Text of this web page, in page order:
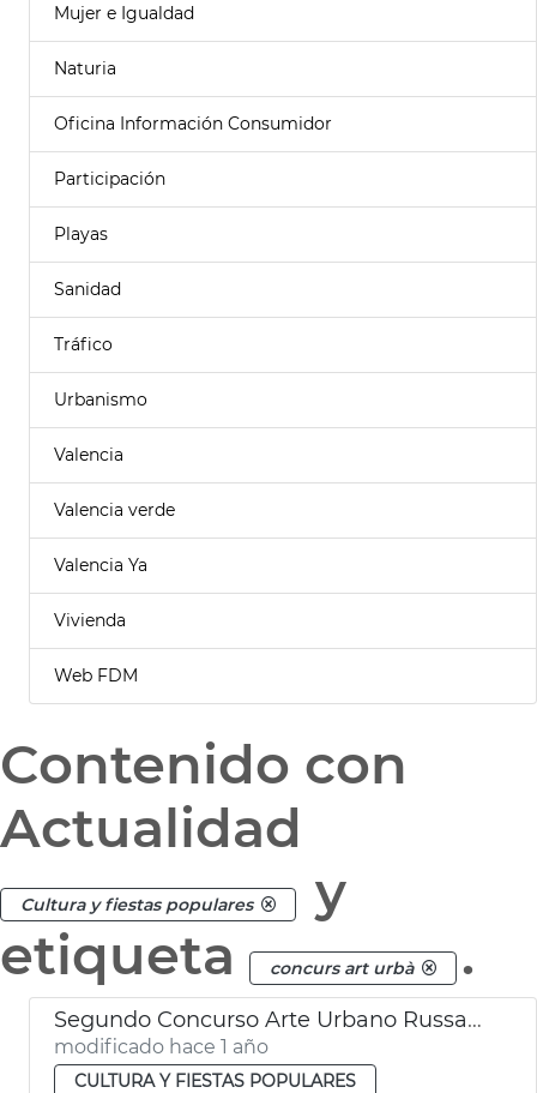
Mujer e Igualdad
Naturia
Oficina Información Consumidor
Participación
Playas
Sanidad
Tráfico
Urbanismo
Valencia
Valencia verde
Valencia Ya
Vivienda
Web FDM
Contenido con
Actualidad
Cultura y fiestas populares
y
etiqueta
concurs art urbà .
Segundo Concurso Arte Urbano Russafa Ayuntamiento Valéncia
modificado hace 1 año
CULTURA Y FIESTAS POPULARES